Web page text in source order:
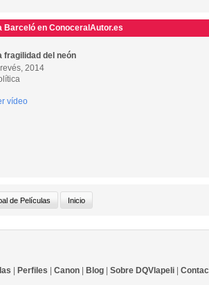
Barceló en ConoceralAutor.es
fragilidad del neón
2014
vídeo
Perfiles Canon Blog Sobre DQVlapeli